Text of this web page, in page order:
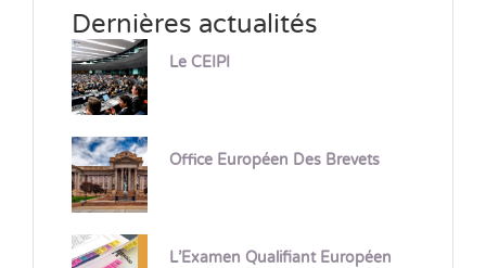
Dernières actualités
Le CEIPI
Office Européen Des Brevets
L’Examen Qualifiant Européen